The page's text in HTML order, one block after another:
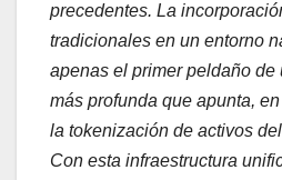
precedentes. La
tradicionales en un entorno
apenas el primer peldaño de
más profunda que apunta,
la tokenización de activos
Con esta infraestructura